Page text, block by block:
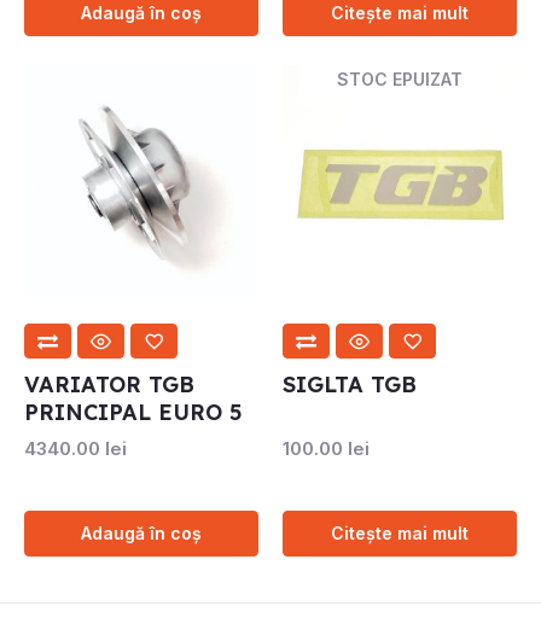
Adaugă în coș Citește mai mult
VARIATOR TGB
PRINCIPAL EURO 5
4340.00 lei
Adaugă în coș
STOC EPUIZAT
SIGLTA TGB
100.00 lei
Citește mai mult